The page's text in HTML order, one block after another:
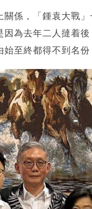
係，「鍾袁大戰
因為去年二人撻着
至終都得不到名份